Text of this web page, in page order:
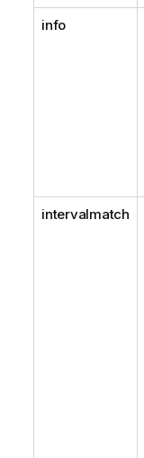
info
intervalmatch